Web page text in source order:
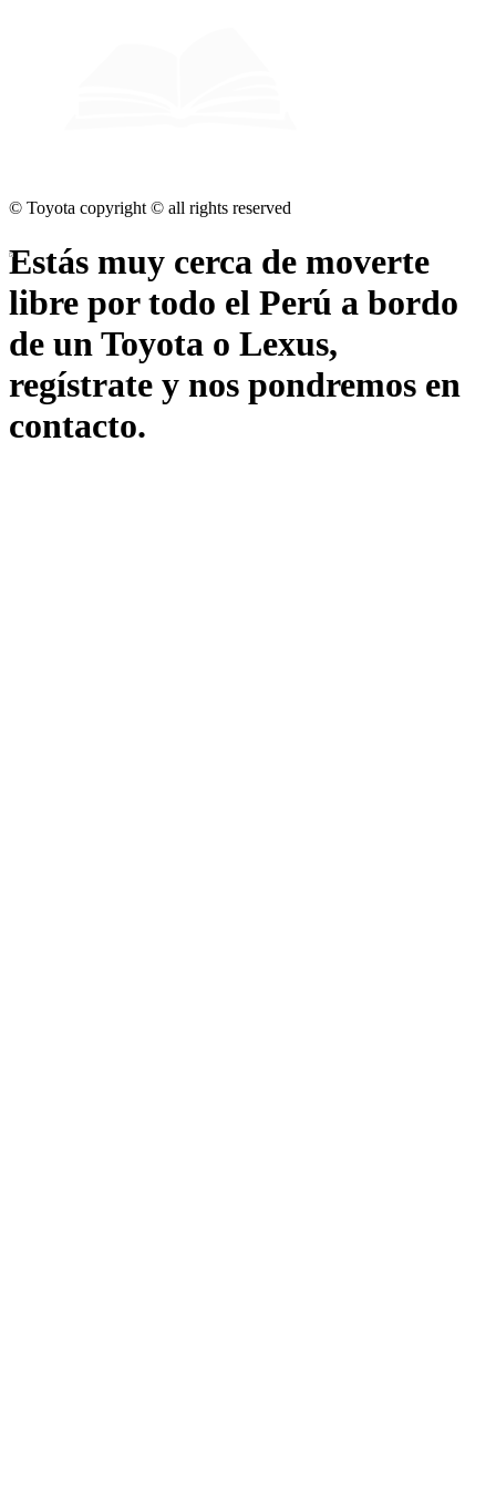
© Toyota copyright © all rights reserved
Estás muy cerca de moverte
libre por todo el Perú a bordo
de un Toyota o Lexus,
regístrate y nos pondremos en
contacto.